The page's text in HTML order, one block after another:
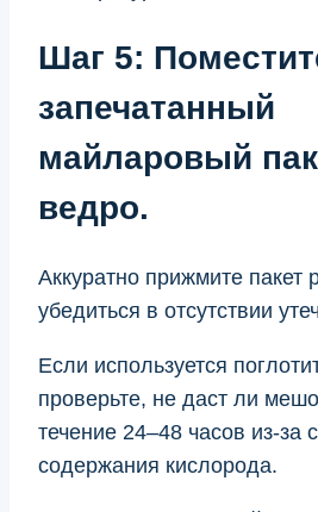
Шаг 5:
запечатанный
майларовый
ведро.
Аккуратно прижмите пакет
убедиться в отсутствии
Если используется
проверьте, не даст ли
течение 24–48 часов из-за
содержания кислорода.